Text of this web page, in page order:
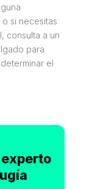
si necesitas
consulta a un
para
el